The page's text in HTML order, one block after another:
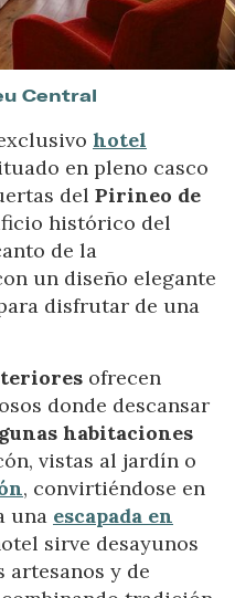
Central
hotel
en pleno casco
del Pirineo de
histórico del
de la
un diseño elegante
disfrutar de una
ofrecen
donde descansar
habitaciones
vistas al jardín o
, convirtiéndose en
una escapada en
sirve desayunos
artesanos y de